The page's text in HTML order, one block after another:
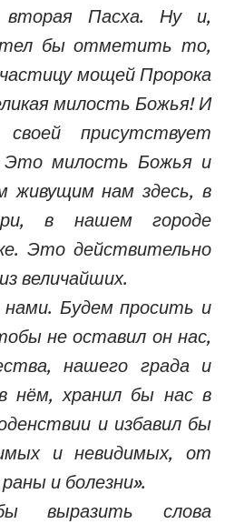
Пасха. Ну и,
бы отметить то,
мощей Пророка
милость Божья! И
присутствует
Это милость Божья и
живущим нам здесь, в
в нашем городе
Это действительно
величайших.
нами. Будем просить и
не оставил он нас,
нашего града и
нём, хранил бы нас в
и избавил бы
и невидимых, от
и болезни».
выразить слова